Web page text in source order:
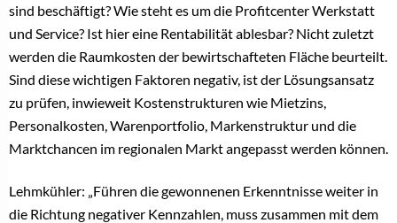
sind beschäftigt? Wie steht es um die Profitcenter Werkstatt
und Service? Ist hier eine Rentabilität ablesbar? Nicht zuletzt
werden die Raumkosten der bewirtschafteten Fläche beurteilt.
Sind diese wichtigen Faktoren negativ, ist der Lösungsansatz
zu prüfen, inwieweit Kostenstrukturen wie Mietzins,
Personalkosten, Warenportfolio, Markenstruktur und die
Marktchancen im regionalen Markt angepasst werden können.
Lehmkühler: „Führen die gewonnenen Erkenntnisse weiter in
die Richtung negativer Kennzahlen, muss zusammen mit dem